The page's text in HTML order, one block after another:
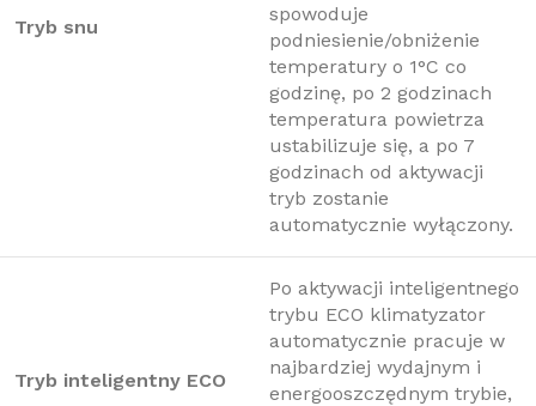
Tryb snu
spowoduje
podniesienie/obniżenie
temperatury o 1°C co
godzinę, po 2 godzinach
temperatura powietrza
ustabilizuje się, a po 7
godzinach od aktywacji
tryb zostanie
automatycznie wyłączony.
Tryb inteligentny ECO
Po aktywacji inteligentnego
trybu ECO klimatyzator
automatycznie pracuje w
najbardziej wydajnym i
energooszczędnym trybie,